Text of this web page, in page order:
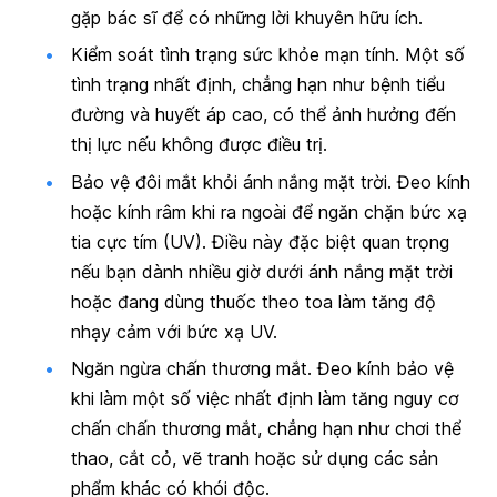
gặp bác sĩ để có những lời khuyên hữu ích.
Kiểm soát tình trạng sức khỏe mạn tính. Một số
tình trạng nhất định, chẳng hạn như bệnh tiểu
đường và huyết áp cao, có thể ảnh hưởng đến
thị lực nếu không được điều trị.
Bảo vệ đôi mắt khỏi ánh nắng mặt trời. Đeo kính
hoặc kính râm khi ra ngoài để ngăn chặn bức xạ
tia cực tím (UV). Điều này đặc biệt quan trọng
nếu bạn dành nhiều giờ dưới ánh nắng mặt trời
hoặc đang dùng thuốc theo toa làm tăng độ
nhạy cảm với bức xạ UV.
Ngăn ngừa chấn thương mắt. Đeo kính bảo vệ
khi làm một số việc nhất định làm tăng nguy cơ
chấn chấn thương mắt, chẳng hạn như chơi thể
thao, cắt cỏ, vẽ tranh hoặc sử dụng các sản
phẩm khác có khói độc.